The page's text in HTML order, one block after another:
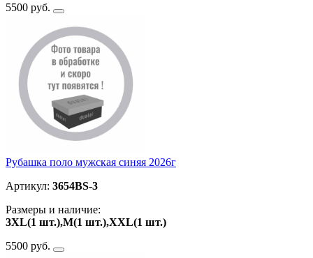
5500 руб.
Рубашка поло мужская синяя 2026г
Артикул: 3654BS-3
Размеры и наличие:
3XL(1 шт.),M(1 шт.),ХXL(1 шт.)
5500 руб.